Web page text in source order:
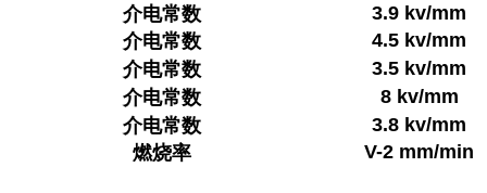
介电常数
3.9 kv/mm
介电常数
4.5 kv/mm
介电常数
3.5 kv/mm
介电常数
8 kv/mm
介电常数
3.8 kv/mm
燃烧率
V-2 mm/min